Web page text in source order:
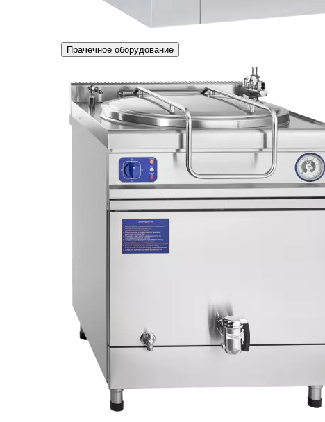
Прачечное оборудование